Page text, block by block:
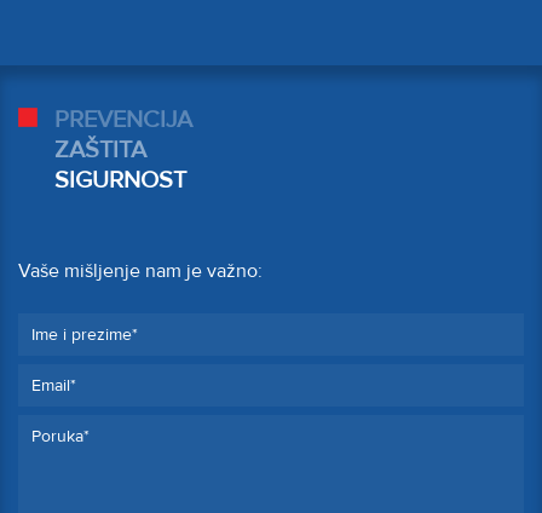
PREVENCIJA
ZAŠTITA
SIGURNOST
Vaše mišljenje nam je važno: